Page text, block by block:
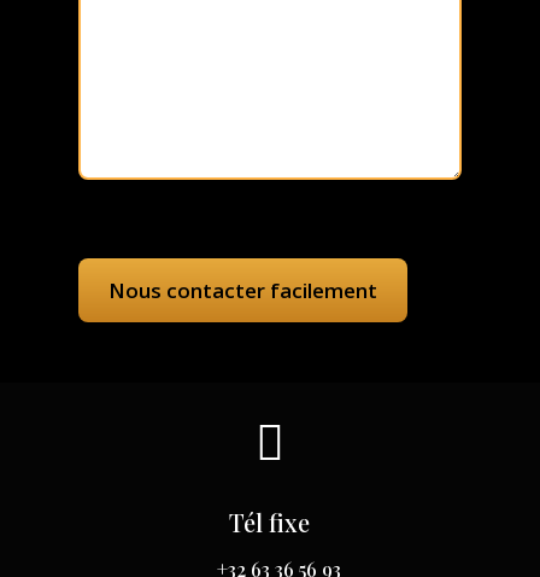

Tél fixe
+32 63 36 56 93